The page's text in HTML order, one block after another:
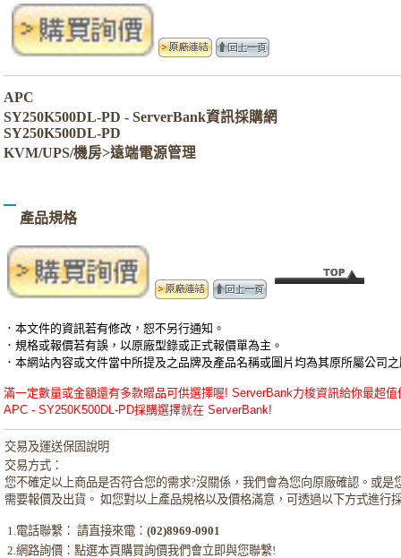
APC
SY250K500DL-PD - ServerBank資訊採購網
SY250K500DL-PD
KVM/UPS/機房>遠端電源管理
產品規格
．本文件的資訊若有修改，恕不另行通知。
．規格或報價若有誤，以原廠型錄或正式報價單為主。
．本網站內容或文件當中所提及之品牌及產品名稱或圖片均為其原所屬公司
滿一定數量或金額還有多款贈品可供選擇喔! ServerBank力梭資訊給你最超
APC - SY250K500DL-PD採購選擇就在 ServerBank!
交易及運送保固說明
交易方式：
您不確定以上商品是否符合您的需求?沒關係，我們會為您向原廠確認。或
需要報價及出貨。 如您對以上產品規格以及價格滿意，可透過以下方式進行
1.電話聯繫： 請直接來電：(02)8969-0901
2.網路詢價：點選本頁購買詢價我們會立即與您聯繫!